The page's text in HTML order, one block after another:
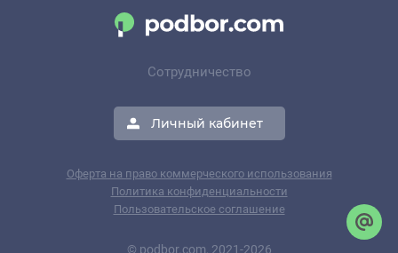
Сотрудничество
Личный кабинет
Оферта на право коммерческого использования
Политика конфиденциальности
Пользовательское соглашение
© podbor.com, 2021-2026